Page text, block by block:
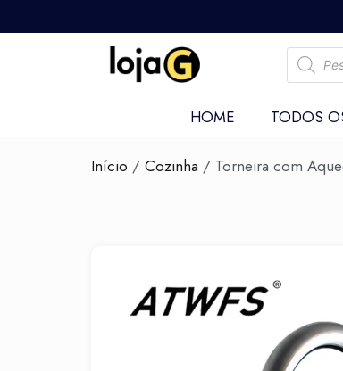
HOME TODOS
Início / Cozinha / Torneira com